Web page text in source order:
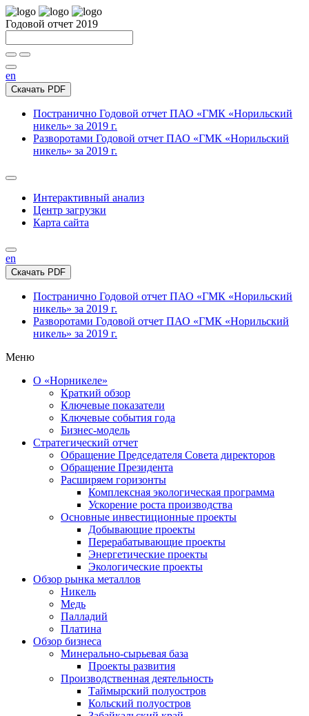
Годовой отчет 2019
en
Скачать PDF
Постранично Годовой отчет ПАО «ГМК «Норильский
никель» за 2019 г.
Разворотами Годовой отчет ПАО «ГМК «Норильский
никель» за 2019 г.
Интерактивный анализ
Центр загрузки
Карта сайта
en
Скачать PDF
Постранично Годовой отчет ПАО «ГМК «Норильский
никель» за 2019 г.
Разворотами Годовой отчет ПАО «ГМК «Норильский
никель» за 2019 г.
Меню
О «Норникеле»
Краткий обзор
Ключевые показатели
Ключевые события года
Бизнес-модель
Стратегический отчет
Обращение Председателя Совета директоров
Обращение Президента
Расширяем горизонты
Комплексная экологическая программа
Ускорение роста производства
Основные инвестиционные проекты
Добывающие проекты
Перерабатывающие проекты
Энергетические проекты
Экологические проекты
Обзор рынка металлов
Никель
Медь
Палладий
Платина
Обзор бизнеса
Минерально-сырьевая база
Проекты развития
Производственная деятельность
Таймырский полуостров
Кольский полуостров